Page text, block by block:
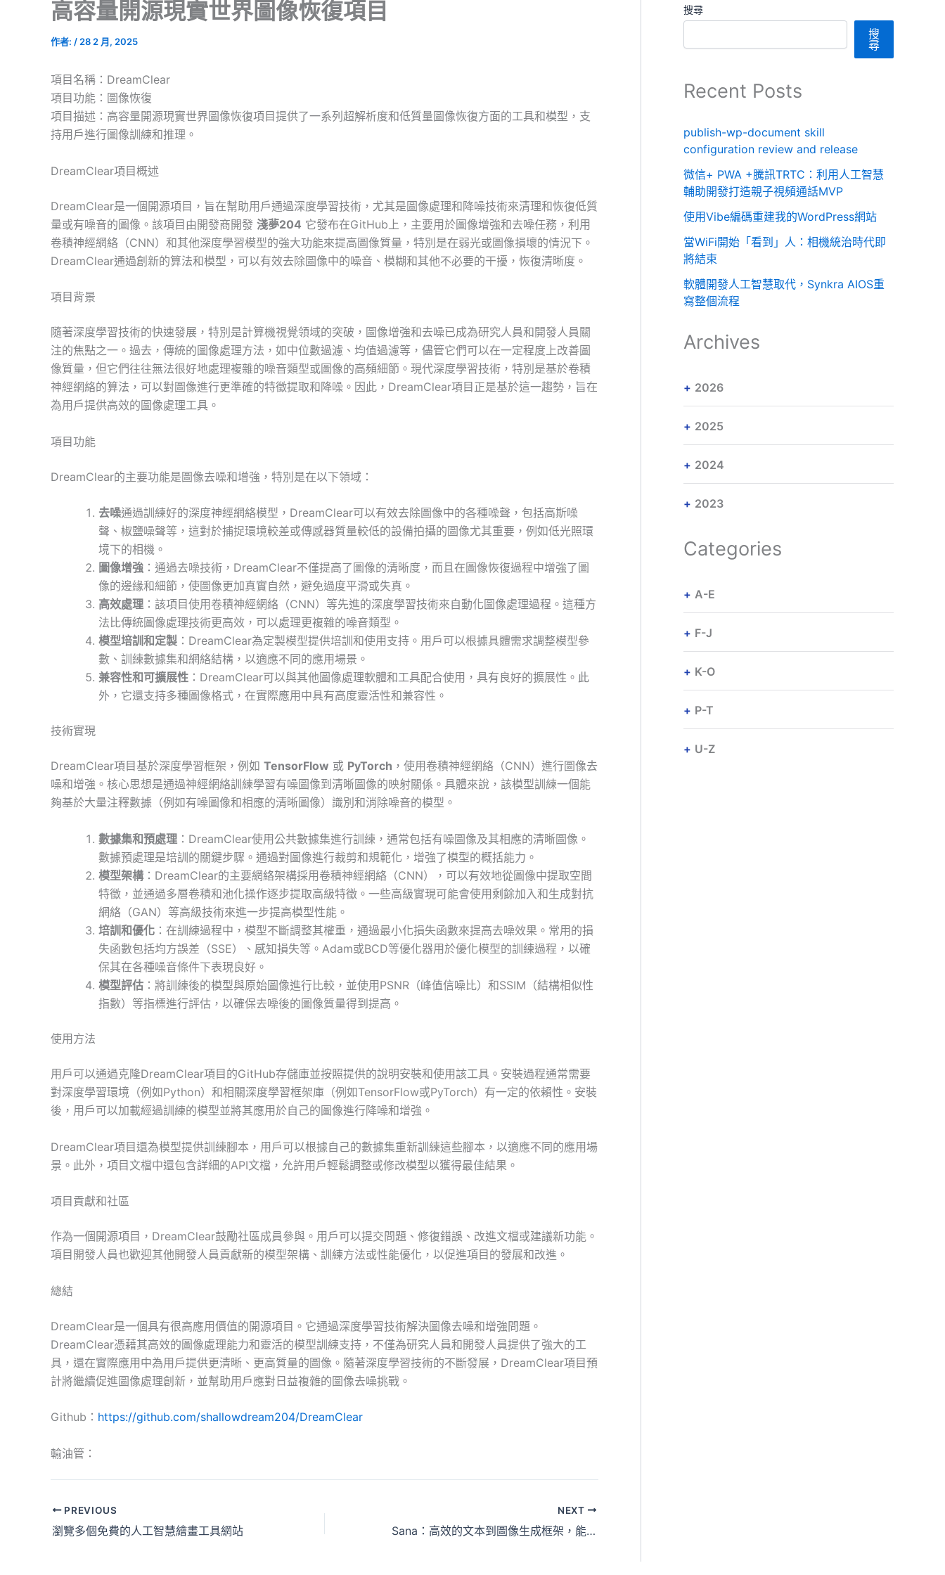
高容量開源現實世界圖像恢復項目
作者: / 28 2 月, 2025
項目名稱：DreamClear
項目功能：圖像恢復
項目描述：高容量開源現實世界圖像恢復項目提供了一系列超解析度和低質量圖像恢復方面的工具和模型，支
持用戶進行圖像訓練和推理。
DreamClear項目概述
DreamClear是一個開源項目，旨在幫助用戶通過深度學習技術，尤其是圖像處理和降噪技術來清理和恢復低質
量或有噪音的圖像。該項目由開發商開發 淺夢204 它發布在GitHub上，主要用於圖像增強和去噪任務，利用
卷積神經網絡（CNN）和其他深度學習模型的強大功能來提高圖像質量，特別是在弱光或圖像損壞的情況下。
DreamClear通過創新的算法和模型，可以有效去除圖像中的噪音、模糊和其他不必要的干擾，恢復清晰度。
項目背景
隨著深度學習技術的快速發展，特別是計算機視覺領域的突破，圖像增強和去噪已成為研究人員和開發人員關
注的焦點之一。過去，傳統的圖像處理方法，如中位數過濾、均值過濾等，儘管它們可以在一定程度上改善圖
像質量，但它們往往無法很好地處理複雜的噪音類型或圖像的高頻細節。現代深度學習技術，特別是基於卷積
神經網絡的算法，可以對圖像進行更準確的特徵提取和降噪。因此，DreamClear項目正是基於這一趨勢，旨在
為用戶提供高效的圖像處理工具。
項目功能
DreamClear的主要功能是圖像去噪和增強，特別是在以下領域：
去噪通過訓練好的深度神經網絡模型，DreamClear可以有效去除圖像中的各種噪聲，包括高斯噪
聲、椒鹽噪聲等，這對於捕捉環境較差或傳感器質量較低的設備拍攝的圖像尤其重要，例如低光照環
境下的相機。
圖像增強 ：通過去噪技術，DreamClear不僅提高了圖像的清晰度，而且在圖像恢復過程中增強了圖
像的邊緣和細節，使圖像更加真實自然，避免過度平滑或失真。
高效處理 ：該項目使用卷積神經網絡（CNN）等先進的深度學習技術來自動化圖像處理過程。這種方
法比傳統圖像處理技術更高效，可以處理更複雜的噪音類型。
模型培訓和定製 ：DreamClear為定製模型提供培訓和使用支持。用戶可以根據具體需求調整模型參
數、訓練數據集和網絡結構，以適應不同的應用場景。
兼容性和可擴展性 ：DreamClear可以與其他圖像處理軟體和工具配合使用，具有良好的擴展性。此
外，它還支持多種圖像格式，在實際應用中具有高度靈活性和兼容性。
技術實現
DreamClear項目基於深度學習框架，例如 TensorFlow 或 PyTorch ，使用卷積神經網絡（CNN）進行圖像去
噪和增強。核心思想是通過神經網絡訓練學習有噪圖像到清晰圖像的映射關係。具體來說，該模型訓練一個能
夠基於大量注釋數據（例如有噪圖像和相應的清晰圖像）識別和消除噪音的模型。
數據集和預處理 ：DreamClear使用公共數據集進行訓練，通常包括有噪圖像及其相應的清晰圖像。
數據預處理是培訓的關鍵步驟。通過對圖像進行裁剪和規範化，增強了模型的概括能力。
模型架構 ：DreamClear的主要網絡架構採用卷積神經網絡（CNN），可以有效地從圖像中提取空間
特徵，並通過多層卷積和池化操作逐步提取高級特徵。一些高級實現可能會使用剩餘加入和生成對抗
網絡（GAN）等高級技術來進一步提高模型性能。
培訓和優化 ：在訓練過程中，模型不斷調整其權重，通過最小化損失函數來提高去噪效果。常用的損
失函數包括均方誤差（SSE）、感知損失等。Adam或BCD等優化器用於優化模型的訓練過程，以確
保其在各種噪音條件下表現良好。
模型評估 ：將訓練後的模型與原始圖像進行比較，並使用PSNR（峰值信噪比）和SSIM（結構相似性
指數）等指標進行評估，以確保去噪後的圖像質量得到提高。
使用方法
用戶可以通過克隆DreamClear項目的GitHub存儲庫並按照提供的說明安裝和使用該工具。安裝過程通常需要
對深度學習環境（例如Python）和相關深度學習框架庫（例如TensorFlow或PyTorch）有一定的依賴性。安裝
後，用戶可以加載經過訓練的模型並將其應用於自己的圖像進行降噪和增強。
DreamClear項目還為模型提供訓練腳本，用戶可以根據自己的數據集重新訓練這些腳本，以適應不同的應用場
景。此外，項目文檔中還包含詳細的API文檔，允許用戶輕鬆調整或修改模型以獲得最佳結果。
項目貢獻和社區
作為一個開源項目，DreamClear鼓勵社區成員參與。用戶可以提交問題、修復錯誤、改進文檔或建議新功能。
項目開發人員也歡迎其他開發人員貢獻新的模型架構、訓練方法或性能優化，以促進項目的發展和改進。
總結
DreamClear是一個具有很高應用價值的開源項目。它通過深度學習技術解決圖像去噪和增強問題。
DreamClear憑藉其高效的圖像處理能力和靈活的模型訓練支持，不僅為研究人員和開發人員提供了強大的工
具，還在實際應用中為用戶提供更清晰、更高質量的圖像。隨著深度學習技術的不斷發展，DreamClear項目預
計將繼續促進圖像處理創新，並幫助用戶應對日益複雜的圖像去噪挑戰。
Github： https://github.com/shallowdream204/DreamClear
輸油管：
PREVIOUS
瀏覽多個免費的人工智慧繪畫工具網站
NEXT
Sana：高效的文本到圖像生成框架，能夠生成4K高清圖像
搜尋
搜
尋
Recent Posts
publish-wp-document skill
configuration review and release
微信+ PWA +騰訊TRTC：利用人工智慧
輔助開發打造親子視頻通話MVP
使用Vibe編碼重建我的WordPress網站
當WiFi開始「看到」人：相機統治時代即
將結束
軟體開發人工智慧取代，Synkra AIOS重
寫整個流程
Archives
2026
2025
2024
2023
Categories
A-E
F-J
K-O
P-T
U-Z